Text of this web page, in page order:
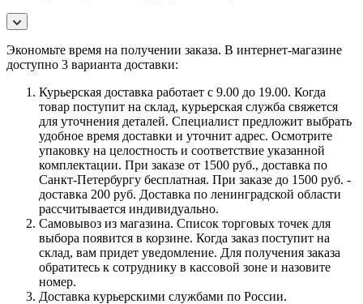
Экономьте время на получении заказа. В интернет-магазине
доступно 3 варианта доставки:
Курьерская доставка работает с 9.00 до 19.00. Когда
товар поступит на склад, курьерская служба свяжется
для уточнения деталей. Специалист предложит выбрать
удобное время доставки и уточнит адрес. Осмотрите
упаковку на целостность и соответствие указанной
комплектации. При заказе от 1500 руб., доставка по
Санкт-Петербургу бесплатная. При заказе до 1500 руб. -
доставка 200 руб. Доставка по ленинградской области
рассчитывается индивидуально.
Самовывоз из магазина. Список торговых точек для
выбора появится в корзине. Когда заказ поступит на
склад, вам придет уведомление. Для получения заказа
обратитесь к сотруднику в кассовой зоне и назовите
номер.
Доставка курьерскими службами по России.